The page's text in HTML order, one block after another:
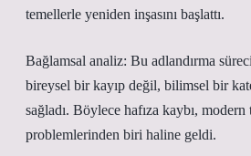
temellerle yeniden inşasını başlattı.
Bağlamsal analiz: Bu adlandırma
bireysel bir kayıp değil, bilimsel bir
sağladı. Böylece hafıza kaybı, modern
problemlerinden biri haline geldi.